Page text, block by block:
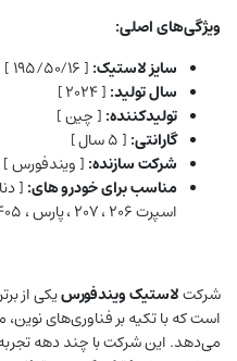
ویژگی‌های اصلی:
سایز لاستیک: [ ۱۹۵/۵۰/۱۶ ]
سال تولید: [ ۲۰۲۴ ]
تولیدکننده: [ چین ]
گارانتی: [ ۵ سال ]
شرکت سازنده: [ ویندفورس ]
مناسب برای خودرو های: [
اسپرت ۲۰۶ ، ۲۰۷ ، پارس ، ۴۰۵ ، سمند ، سورن ]
شرکتلاستیک ویندفورسیکی از
است که با تکیه بر فناوری‌های نوین،
می‌دهد. این شرکت با چند دهه